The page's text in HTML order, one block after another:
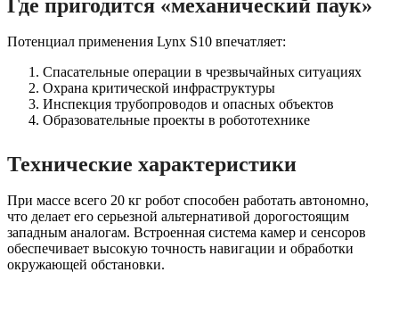
Где пригодится «механический паук»
Потенциал применения Lynx S10 впечатляет:
Спасательные операции в чрезвычайных ситуациях
Охрана критической инфраструктуры
Инспекция трубопроводов и опасных объектов
Образовательные проекты в робототехнике
Технические характеристики
При массе всего 20 кг робот способен работать автономно,
что делает его серьезной альтернативой дорогостоящим
западным аналогам. Встроенная система камер и сенсоров
обеспечивает высокую точность навигации и обработки
окружающей обстановки.